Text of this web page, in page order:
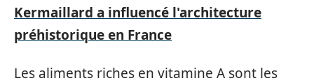
Kermaillard a influencé l'architecture
préhistorique en France
Les aliments riches en vitamine A sont les